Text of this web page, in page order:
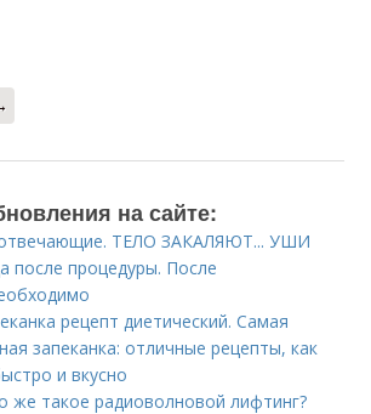
на сайте:
ТЕЛО ЗАКАЛЯЮТ... УШИ
после процедуры. После
рецепт диетический. Самая
запеканка: отличные рецепты, как
и вкусно
же такое радиоволновой лифтинг?